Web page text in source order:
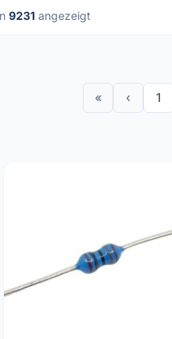
9231 angezeigt
« ‹ 1